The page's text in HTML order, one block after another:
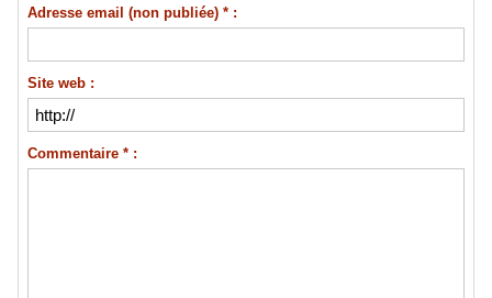
Adresse email (non publiée) * :
Site web :
Commentaire * :